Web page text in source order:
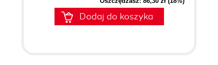
Dodaj do koszyka